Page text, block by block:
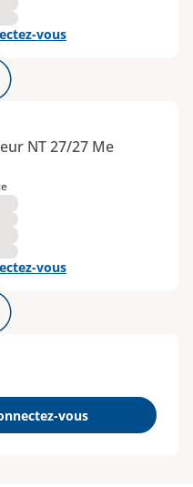
vous
Me est ajouté
NT 27/27 Me
vous
vous